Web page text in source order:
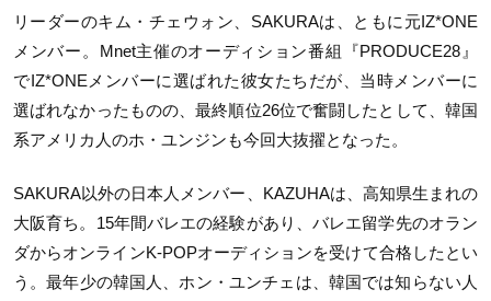
リーダーのキム・チェウォン、SAKURAは、ともに元IZ*ONE
メンバー。Mnet主催のオーディション番組『PRODUCE28』
でIZ*ONEメンバーに選ばれた彼女たちだが、当時メンバーに
選ばれなかったものの、最終順位26位で奮闘したとして、韓国
系アメリカ人のホ・ユンジンも今回大抜擢となった。
SAKURA以外の日本人メンバー、KAZUHAは、高知県生まれの
大阪育ち。15年間バレエの経験があり、バレエ留学先のオラン
ダからオンラインK-POPオーディションを受けて合格したとい
う。最年少の韓国人、ホン・ユンチェは、韓国では知らない人